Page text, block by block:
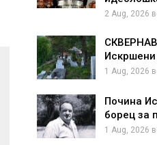
2 Aug, 2026
Искршени
1 Aug, 2026
Почина
борец за
1 Aug, 2026